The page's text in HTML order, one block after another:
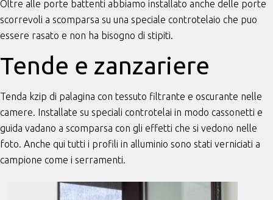
Oltre alle porte battenti abbiamo installato anche delle porte
scorrevoli a scomparsa su una speciale controtelaio che puo
essere rasato e non ha bisogno di stipiti.
Tende e zanzariere
Tenda kzip di palagina con tessuto filtrante e oscurante nelle
camere. Installate su speciali controtelai in modo cassonetti e
guida vadano a scomparsa con gli effetti che si vedono nelle
foto. Anche qui tutti i profili in alluminio sono stati verniciati a
campione come i serramenti.